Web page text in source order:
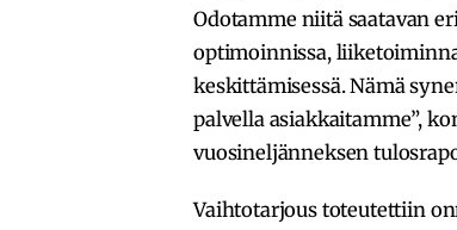
Odotamme niitä saatavan
optimoinnissa,
keskittämisessä. Nämä
palvella asiakkaitamme”,
vuosineljänneksen
Vaihtotarjous toteutettiin